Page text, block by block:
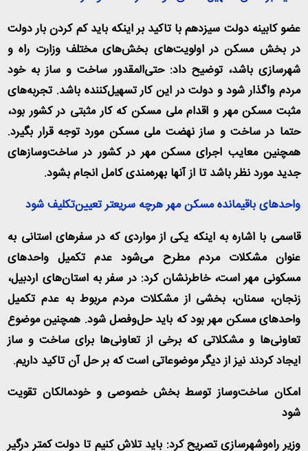
عضو کابینه دولت سیزدهم با تاکید بر اینکه باید کم کردن بار دولت
در بخش مسکن در اولویت‌های بخش‌های مختلف وزارت راه و
شهرسازی باشد، توضیح داد: حتی‌المقدور ساخت و ساز به خود
مردم واگذار شود و دولت در این کار تسهیل‌کننده باشد. تجربه‌های
مثبت مسکن مهر و اقدام ملی مسکن که کار مثبتی در کشور بود،
حتما در ساخت و ساز نهضت ملی مسکن مورد توجه قرار بگیرد.
همچنین معایب اجرای مسکن مهر در کشور در ساخت‌و‌سازهای
جدید مورد نظر باشد تا از آنها بهره‌مندی کامل انجام بشود.
واحدهای باقیمانده مسکن مهر هرچه سریعتر تعیین‌تکلیف شود
قاسمی با اشاره به اینکه یکی از مواردی که در سفرهای استانی به
عنوان مشکلات مردم مطرح می‌شود عدم تکمیل واحدهای
مسکونی مهر است، خاطرنشان کرد: در سفر به استان‌های اردبیل،
زنجان، سمنان، بخشی از مشکلات مردم مربوط به عدم تکمیل
واحدهای مسکن مهر بود که باید حل‌وفصل شود. همچنین موضوع
تعاونی‌ها و مشکلاتی که برخی از تعاونی‌ها برای ساخت و ساز
ایجاد کردند نیز از دیگر موضوعاتی است که بر حل آن تاکید داریم.
امکان ساخت‌وساز توسط بخش خصوصی و خودمالکان تقویت‌
شود
وزیر راه‌وشهرسازی تصریح کرد: باید تلاش کنیم تا دولت کمتر درگیر